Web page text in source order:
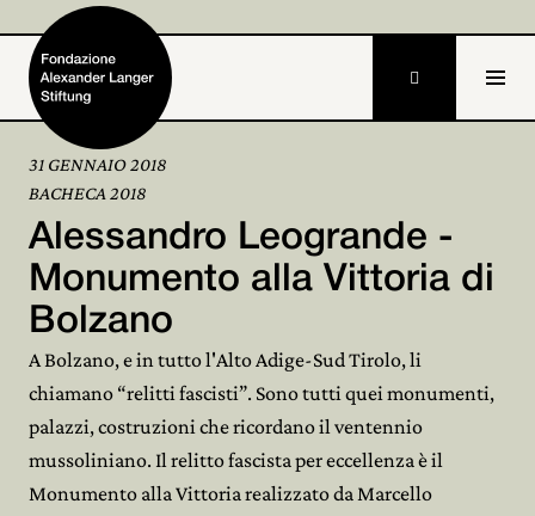
Home
Fondazione 
Attività e progetti
Alexander Langer
Archivio

31 GENNAIO 2018
BACHECA 2018
Alessandro Leogrande -
Monumento alla Vittoria di
Bolzano
A Bolzano, e in tutto l'Alto Adige-Sud Tirolo, li
chiamano “relitti fascisti”. Sono tutti quei monumenti,
palazzi, costruzioni che ricordano il ventennio
mussoliniano. Il relitto fascista per eccellenza è il
Monumento alla Vittoria realizzato da Marcello